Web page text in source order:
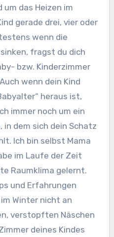
um das Heizen im
gerade drei, vier oder
wenn die
fragst du dich
bzw. Kinderzimmer
wenn dein Kind
heraus ist,
immer noch um ein
in dem sich dein Schatz
Ich bin selbst Mama
im Laufe der Zeit
Raumklima gelernt.
und Erfahrungen
Winter nicht an
verstopften Näschen
deines Kindes